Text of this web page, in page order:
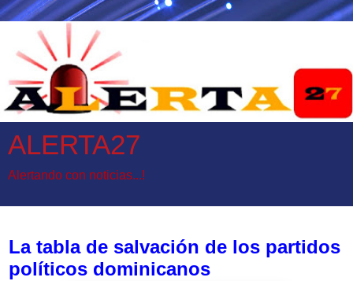
ALERTA27
Alertando con noticias...!
La tabla de salvación de los partidos
políticos dominicanos